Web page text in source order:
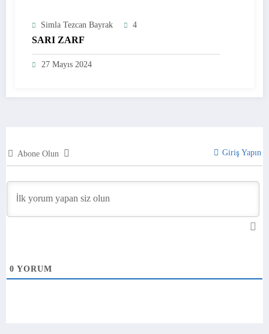
Simla Tezcan Bayrak 4
SARI ZARF
27 Mayıs 2024
Abone Olun Giriş Yapın
0 YORUM